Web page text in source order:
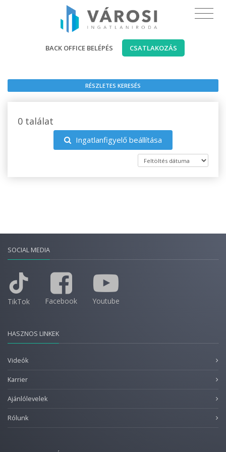
BACK OFFICE BELÉPÉS CSATLAKOZÁS
RÉSZLETES KERESÉS
0 találat
Ingatlanfigyelő beállítása
SOCIAL MEDIA
TikTok Facebook Youtube
HASZNOS LINKEK
Videók
Karrier
Ajánlólevelek
Rólunk